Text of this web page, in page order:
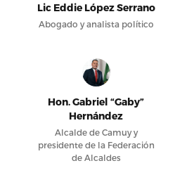
Lic Eddie López Serrano
Abogado y analista político
Hon. Gabriel “Gaby”
Hernández
Alcalde de Camuy y
presidente de la Federación
de Alcaldes